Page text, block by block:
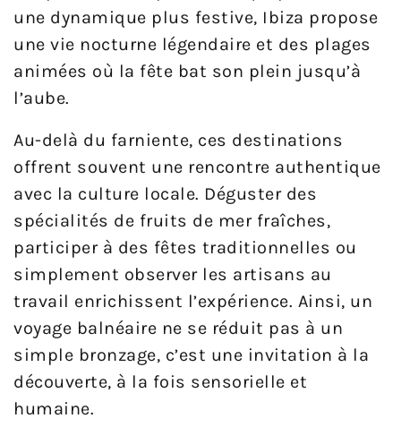
une dynamique plus festive, Ibiza propose
une vie nocturne légendaire et des plages
animées où la fête bat son plein jusqu’à
l’aube.
Au-delà du farniente, ces destinations
offrent souvent une rencontre authentique
avec la culture locale. Déguster des
spécialités de fruits de mer fraîches,
participer à des fêtes traditionnelles ou
simplement observer les artisans au
travail enrichissent l’expérience. Ainsi, un
voyage balnéaire ne se réduit pas à un
simple bronzage, c’est une invitation à la
découverte, à la fois sensorielle et
humaine.